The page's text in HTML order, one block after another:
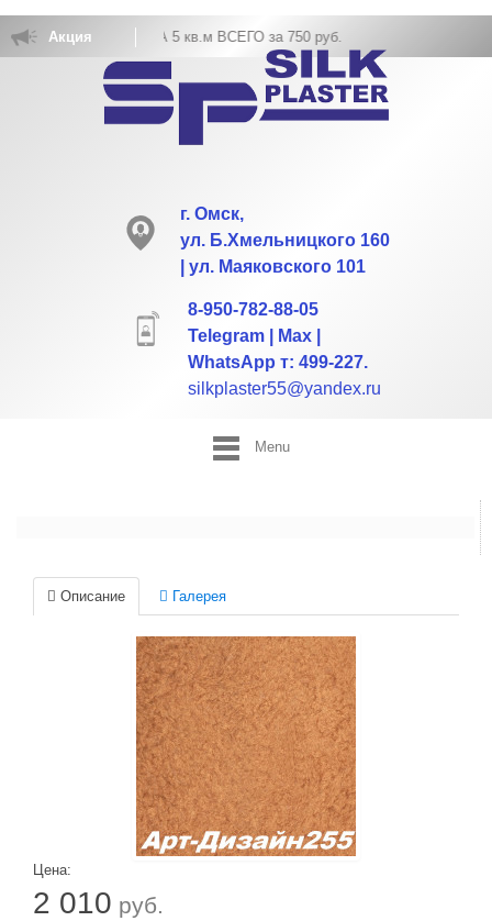
Акция
ОБОЕВ РАСХОД НА 5 кв.м ВСЕГО за 750 руб.
г. Омск,
ул. Б.Хмельницкого 160
| ул. Маяковского 101
8-950-782-88-05
Telegram | Max |
WhatsApp т: 499-227.
silkplaster55@yandex.ru
Menu
Описание Галерея
Цена:
2 010 руб.